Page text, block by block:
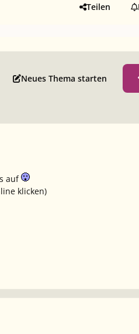
Teilen
Neues Thema starten
auf
klicken)